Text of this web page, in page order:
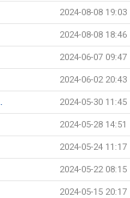
2024-08-08 19:03
2024-08-08 18:46
2024-06-07 09:47
2024-06-02 20:43
2024-05-30 11:45
2024-05-28 14:51
2024-05-24 11:17
2024-05-22 08:15
2024-05-15 20:17